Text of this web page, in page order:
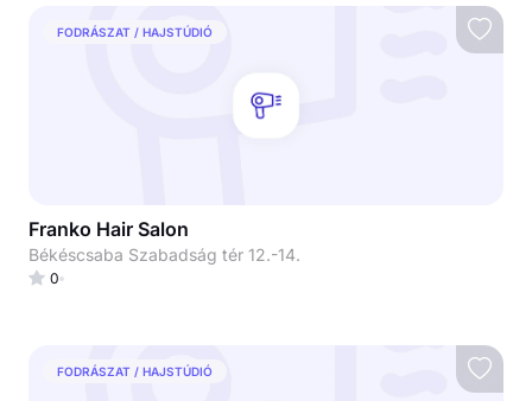
FODRÁSZAT / HAJSTÚDIÓ
Franko Hair Salon
Békéscsaba Szabadság tér 12.-14.
0
FODRÁSZAT / HAJSTÚDIÓ